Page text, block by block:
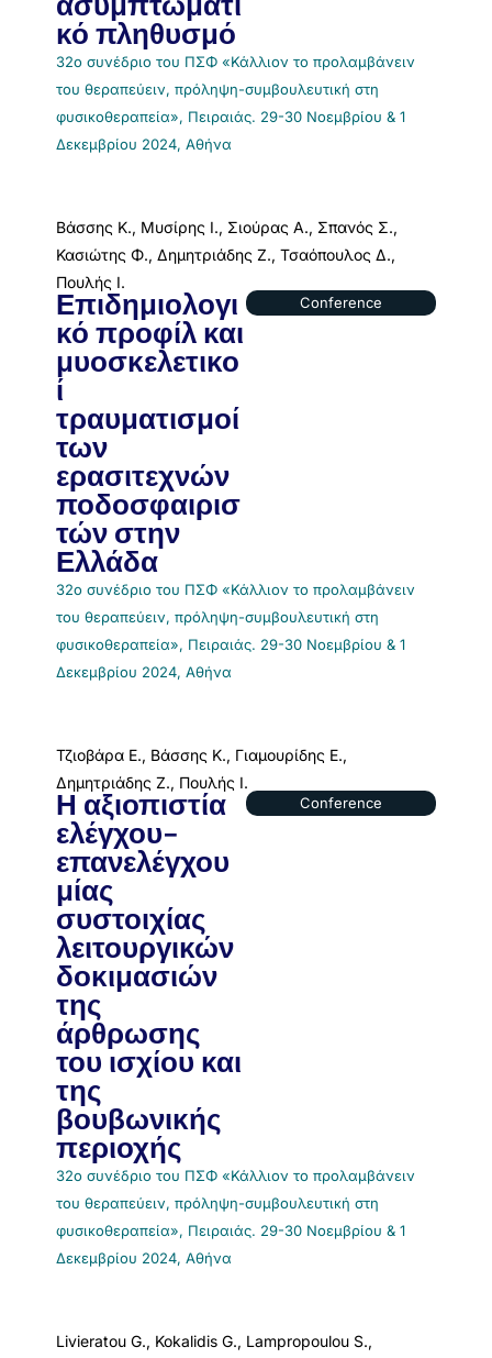
κό πληθυσμό
32ο συνέδριο του ΠΣΦ «Κάλλιον το προλαμβάνειν
του θεραπεύειν, πρόληψη-συμβουλευτική στη
φυσικοθεραπεία», Πειραιάς. 29-30 Νοεμβρίου & 1
Δεκεμβρίου 2024, Αθήνα
Βάσσης Κ., Μυσίρης Ι., Σιούρας Α., Σπανός Σ.,
Κασιώτης Φ., Δημητριάδης Ζ., Τσαόπουλος Δ.,
Πουλής Ι.
Επιδημιολογι
κό προφίλ και
μυοσκελετικο
ί
τραυματισμοί
των
ερασιτεχνών
ποδοσφαιρισ
τών στην
Ελλάδα
Conference
32ο συνέδριο του ΠΣΦ «Κάλλιον το προλαμβάνειν
του θεραπεύειν, πρόληψη-συμβουλευτική στη
φυσικοθεραπεία», Πειραιάς. 29-30 Νοεμβρίου & 1
Δεκεμβρίου 2024, Αθήνα
Τζιοβάρα Ε., Βάσσης Κ., Γιαμουρίδης Ε.,
Δημητριάδης Ζ., Πουλής Ι.
Η αξιοπιστία
ελέγχου-
επανελέγχου
μίας
συστοιχίας
λειτουργικών
δοκιμασιών
της
άρθρωσης
του ισχίου και
της
βουβωνικής
περιοχής
Conference
32ο συνέδριο του ΠΣΦ «Κάλλιον το προλαμβάνειν
του θεραπεύειν, πρόληψη-συμβουλευτική στη
φυσικοθεραπεία», Πειραιάς. 29-30 Νοεμβρίου & 1
Δεκεμβρίου 2024, Αθήνα
Livieratou G., Kokalidis G., Lampropoulou S.,